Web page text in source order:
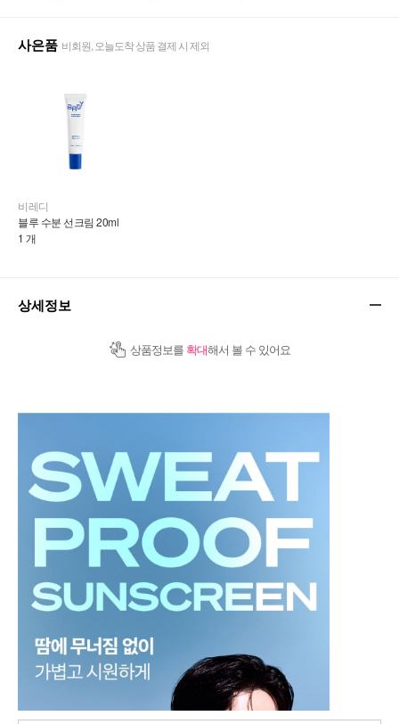
사은품 비회원, 오늘도착 상품 결제 시 제외
비레디
블루 수분 선크림 20ml
1 개
상세정보
상품정보를 확대해서 볼 수 있어요